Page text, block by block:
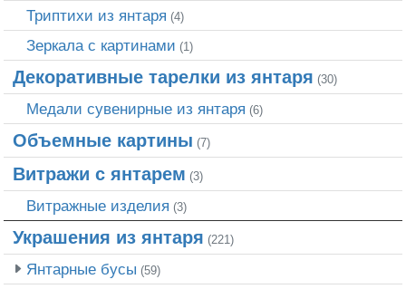
Триптихи из янтаря (4)
Зеркала с картинами (1)
Декоративные тарелки из янтаря (30)
Медали сувенирные из янтаря (6)
Объемные картины (7)
Витражи с янтарем (3)
Витражные изделия (3)
Украшения из янтаря (221)
Янтарные бусы (59)